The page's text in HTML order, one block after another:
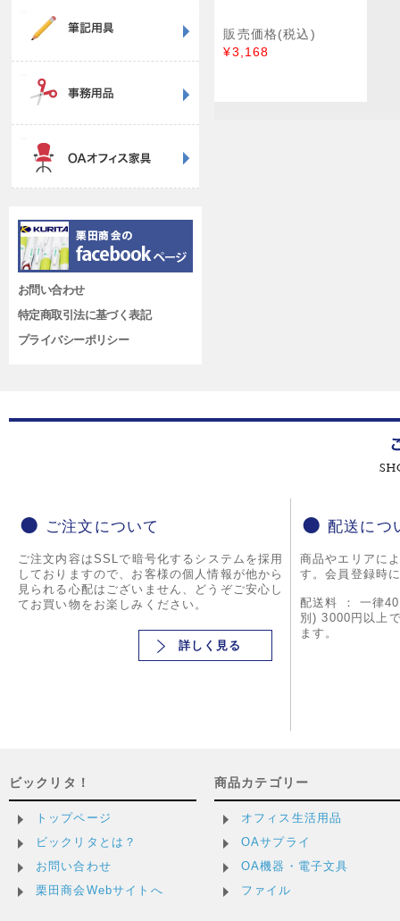
お問い合わせ
特定商取引法に基づく表記
プライバシーポリシー
販売価格(税込)
¥3,168
ご注文について
ご注文内容はSSLで暗号化するシステムを採用
しておりますので、お客様の個人情報が他から
見られる心配はございません、どうぞご安心し
てお買い物をお楽しみください。
詳しく見る
配送につ
商品やエリアに
す。会員登録時
配送料 ： 一律
別) 3000円以上
ます。
ビックリタ！
トップページ
ビックリタとは？
お問い合わせ
栗田商会Webサイトへ
商品カテゴリー
オフィス生活用品
OAサプライ
OA機器・電子文具
ファイル